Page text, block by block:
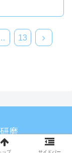
13
磨
ップ サイドバー